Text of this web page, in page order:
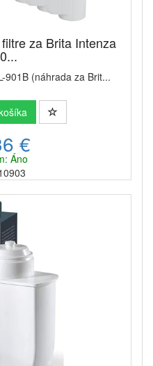
za Brita Intenza
901B (náhrada za Brit...
€
Áno